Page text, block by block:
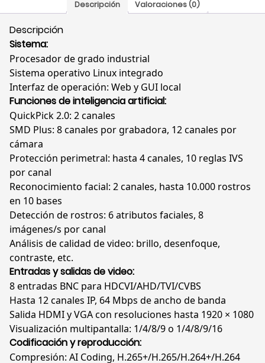
I3
Descripción Valoraciones (0)
Descripción
Sistema:
Procesador de grado industrial
Sistema operativo Linux integrado
Interfaz de operación: Web y GUI local
Funciones de inteligencia artificial:
QuickPick 2.0: 2 canales
SMD Plus: 8 canales por grabadora, 12 canales por
cámara
Protección perimetral: hasta 4 canales, 10 reglas IVS
por canal
Reconocimiento facial: 2 canales, hasta 10.000 rostros
en 10 bases
Detección de rostros: 6 atributos faciales, 8
imágenes/s por canal
Análisis de calidad de video: brillo, desenfoque,
contraste, etc.
Entradas y salidas de video:
8 entradas BNC para HDCVI/AHD/TVI/CVBS
Hasta 12 canales IP, 64 Mbps de ancho de banda
Salida HDMI y VGA con resoluciones hasta 1920 × 1080
Visualización multipantalla: 1/4/8/9 o 1/4/8/9/16
Codificación y reproducción:
Compresión: AI Coding, H.265+/H.265/H.264+/H.264